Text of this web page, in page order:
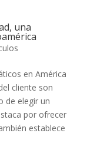
una
en América
cliente son
de elegir un
por ofrecer
establece